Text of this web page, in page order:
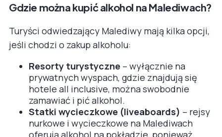
Gdzie można kupić alkohol na Malediwach?
Turyści odwiedzający Malediwy mają kilka opcji,
jeśli chodzi o zakup alkoholu:
Resorty turystyczne – wyłącznie na
prywatnych wyspach, gdzie znajdują się
hotele all inclusive, można swobodnie
zamawiać i pić alkohol.
Statki wycieczkowe (liveaboards) – rejsy
nurkowe i wycieczkowe na Malediwach
oferują alkohol na pokładzie, ponieważ